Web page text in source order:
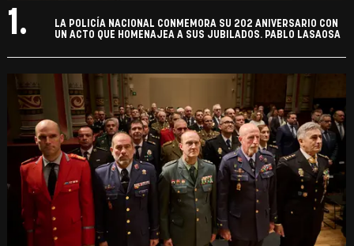
1.
LA POLICÍA NACIONAL CONMEMORA SU 202 ANIVERSARIO CON
UN ACTO QUE HOMENAJEA A SUS JUBILADOS. PABLO LASAOSA